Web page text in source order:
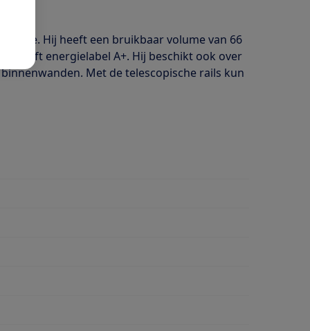
Hij heeft een bruikbaar volume van 66
heeft energielabel A+. Hij beschikt ook over
Met de telescopische rails kun